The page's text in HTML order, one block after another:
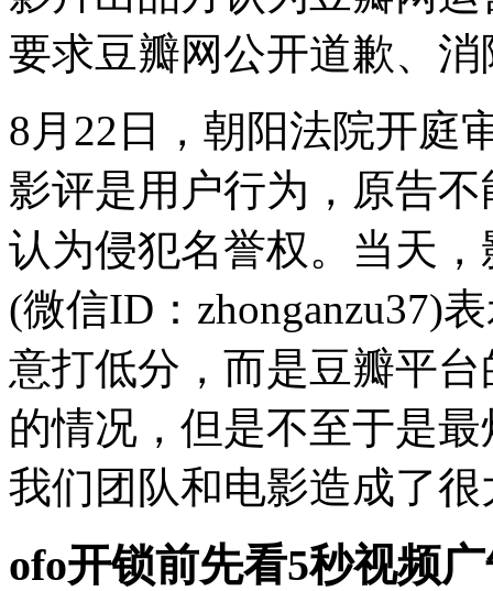
要求豆瓣网公开道歉、
8月22日，朝阳法院开庭
影评是用户行为，原告
认为侵犯名誉权。当天
(微信ID：zhonganzu37)
意打低分，而是豆瓣平
的情况，但是不至于是
我们团队和电影造成了很
ofo开锁前先看5秒视频